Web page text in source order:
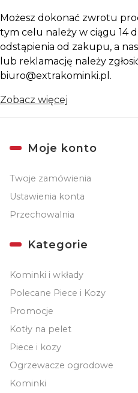
Możesz dokonać zwrotu
tym celu należy w ciągu 14
odstąpienia od zakupu, a
lub reklamację należy
biuro@extrakominki.pl.
Zobacz więcej
Linki w stopce
Moje konto
Twoje zamówienia
Ustawienia konta
Przechowalnia
Kategorie
Kominki i wkłady
Polecane Piece i Kozy
Promocje
Kotły na pelet
Piece i kozy
Ogrzewacze ogrodowe
Kominki